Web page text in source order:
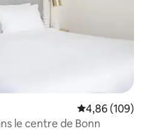
Note
4,86 (109)
le centre de Bonn